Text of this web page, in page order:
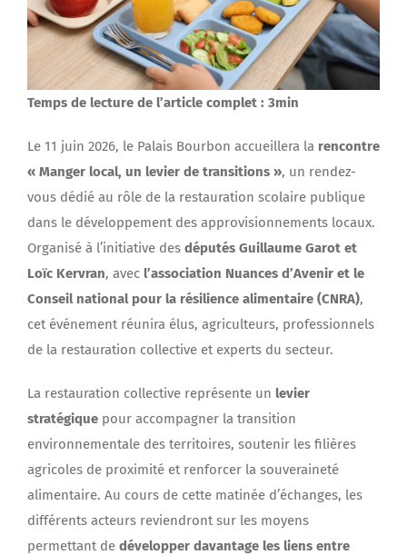
Temps de lecture de l’article complet : 3min
Le 11 juin 2026, le Palais Bourbon accueillera la rencontre
« Manger local, un levier de transitions », un rendez-
vous dédié au rôle de la restauration scolaire publique
dans le développement des approvisionnements locaux.
Organisé à l’initiative des députés Guillaume Garot et
Loïc Kervran, avec l’association Nuances d’Avenir et le
Conseil national pour la résilience alimentaire (CNRA),
cet événement réunira élus, agriculteurs, professionnels
de la restauration collective et experts du secteur.
La restauration collective représente un levier
stratégique pour accompagner la transition
environnementale des territoires, soutenir les filières
agricoles de proximité et renforcer la souveraineté
alimentaire. Au cours de cette matinée d’échanges, les
différents acteurs reviendront sur les moyens
permettant de développer davantage les liens entre